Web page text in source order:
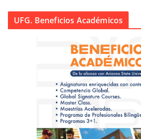
UFG. Beneficios Académicos